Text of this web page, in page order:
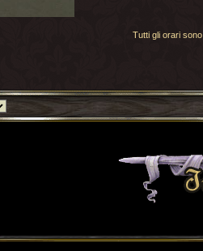
Tutti gli orari
Torna indietro